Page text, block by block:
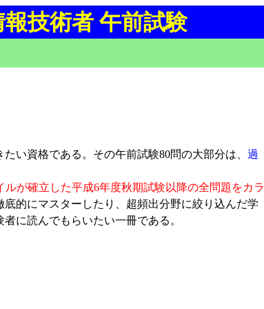
技術者 午前試験
い資格である。その午前試験80問の大部分は、 過
ルが確立した平成6年度秋期試験以降の全問題をカラ
的にマスターしたり、超頻出分野に絞り込んだ学
に読んでもらいたい一冊である。